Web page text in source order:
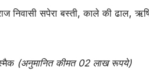
निवासी सपेरा बस्ती, काले की ढाल,
(अनुमानित कीमत 02 लाख रूपये)